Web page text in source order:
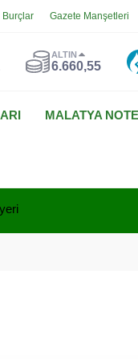
Burçlar Gazete Manşetleri
ALTIN
6.660,55
MALATYA